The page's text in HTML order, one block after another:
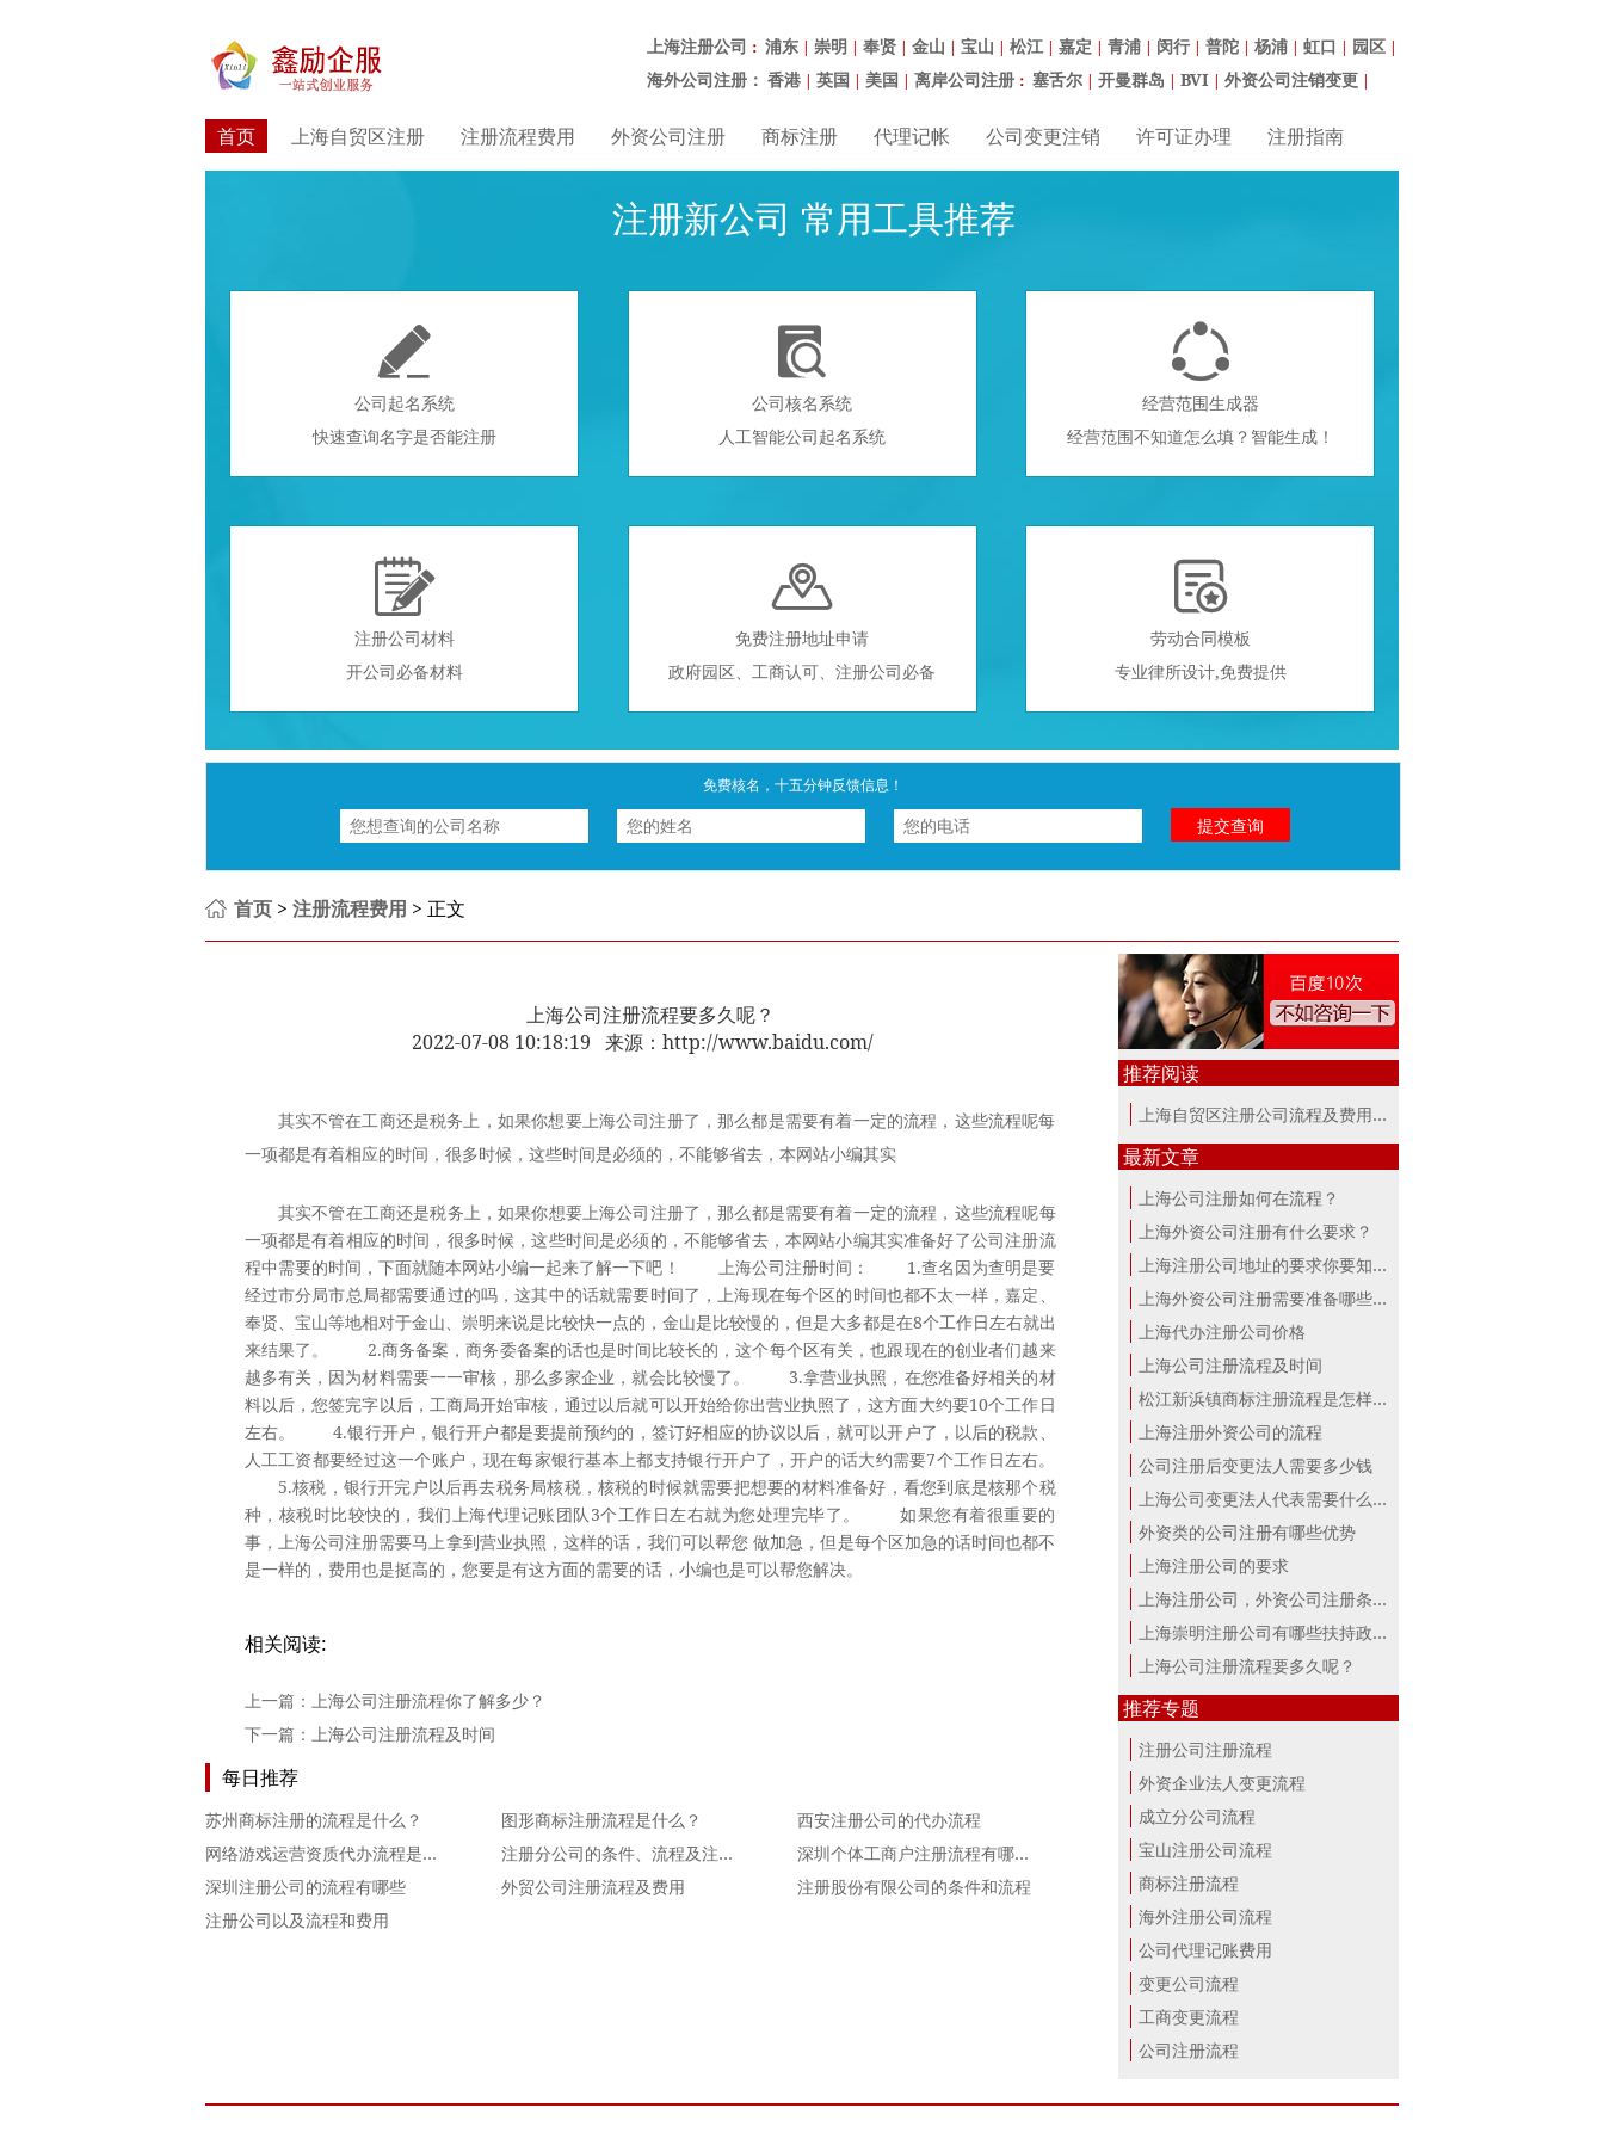
上海注册公司 ： 浦东 | 崇明 | 奉贤 | 金山 | 宝山 | 松江 | 嘉定 | 青浦 | 闵行 | 普陀 | 杨浦 | 虹口 | 园区 |
海外公司注册： 香港 | 英国 | 美国 | 离岸公司注册 ： 塞舌尔 | 开曼群岛 | BVI | 外资公司注销变更 |
首页 上海自贸区注册 注册流程费用 外资公司注册 商标注册 代理记帐 公司变更注销 许可证办理 注册指南
注册新公司 常用工具推荐

公司起名系统
快速查询名字是否能注册

公司核名系统
人工智能公司起名系统

经营范围生成器
经营范围不知道怎么填？智能生成！

注册公司材料
开公司必备材料

免费注册地址申请
政府园区、工商认可、注册公司必备

劳动合同模板
专业律所设计,免费提供
免费核名，十五分钟反馈信息！
首页 > 注册流程费用 > 正文
上海公司注册流程要多久呢？
2022-07-08 10:18:19 来源：http://www.baidu.com/
其实不管在工商还是税务上，如果你想要上海公司注册了，那么都是需要有着一定的流程，这些流程呢每
一项都是有着相应的时间，很多时候，这些时间是必须的，不能够省去，本网站小编其实
其实不管在工商还是税务上，如果你想要上海公司注册了，那么都是需要有着一定的流程，这些流程呢每
一项都是有着相应的时间，很多时候，这些时间是必须的，不能够省去，本网站小编其实准备好了公司注册流
程中需要的时间，下面就随本网站小编一起来了解一下吧！ 上海公司注册时间： 1.查名因为查明是要
经过市分局市总局都需要通过的吗，这其中的话就需要时间了，上海现在每个区的时间也都不太一样，嘉定、
奉贤、宝山等地相对于金山、崇明来说是比较快一点的，金山是比较慢的，但是大多都是在8个工作日左右就出
来结果了。 2.商务备案，商务委备案的话也是时间比较长的，这个每个区有关，也跟现在的创业者们越来
越多有关，因为材料需要一一审核，那么多家企业，就会比较慢了。 3.拿营业执照，在您准备好相关的材
料以后，您签完字以后，工商局开始审核，通过以后就可以开始给你出营业执照了，这方面大约要10个工作日
左右。 4.银行开户，银行开户都是要提前预约的，签订好相应的协议以后，就可以开户了，以后的税款、
人工工资都要经过这一个账户，现在每家银行基本上都支持银行开户了，开户的话大约需要7个工作日左右。
5.核税，银行开完户以后再去税务局核税，核税的时候就需要把想要的材料准备好，看您到底是核那个税
种，核税时比较快的，我们上海代理记账团队3个工作日左右就为您处理完毕了。 如果您有着很重要的
事，上海公司注册需要马上拿到营业执照，这样的话，我们可以帮您 做加急，但是每个区加急的话时间也都不
是一样的，费用也是挺高的，您要是有这方面的需要的话，小编也是可以帮您解决。
相关阅读:
上一篇： 上海公司注册流程你了解多少？
下一篇： 上海公司注册流程及时间
每日推荐
苏州商标注册的流程是什么？ 图形商标注册流程是什么？
西安注册公司的代办流程
网络游戏运营资质代办流程是什么
注册分公司的条件、流程及注意事项。
深圳个体工商户注册流程有哪些呢？
深圳注册公司的流程有哪些
外贸公司注册流程及费用
注册股份有限公司的条件和流程
注册公司以及流程和费用
推荐阅读
上海自贸区注册公司流程及费用讲解
最新文章
上海公司注册如何在流程？
上海外资公司注册有什么要求？
上海注册公司地址的要求你要知道！
上海外资公司注册需要准备哪些材料？
上海代办注册公司价格
上海公司注册流程及时间
松江新浜镇商标注册流程是怎样的
上海注册外资公司的流程
公司注册后变更法人需要多少钱
上海公司变更法人代表需要什么手续
外资类的公司注册有哪些优势
上海注册公司的要求
上海注册公司，外资公司注册条件！
上海崇明注册公司有哪些扶持政策与服...
上海公司注册流程要多久呢？
推荐专题
注册公司注册流程
外资企业法人变更流程
成立分公司流程
宝山注册公司流程
商标注册流程
海外注册公司流程
公司代理记账费用
变更公司流程
工商变更流程
公司注册流程